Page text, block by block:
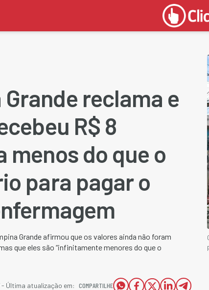
reclama e
R$ 8
menos do que o
para pagar o
Grande afirmou que os valores ainda não foram
que eles são “infinitamente menores do que o
- Última atualização em: COMPARTILHE